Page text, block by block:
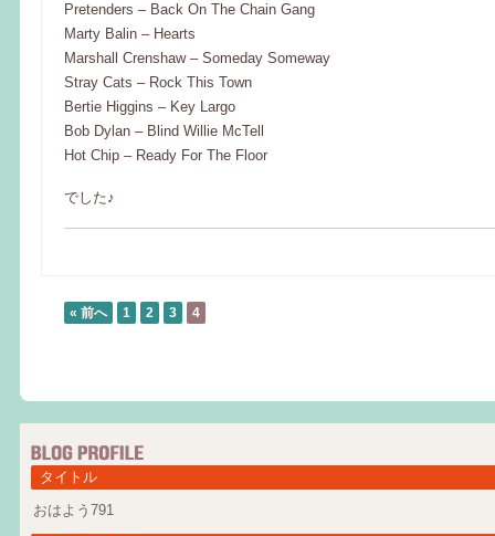
Pretenders – Back On The Chain Gang
Marty Balin – Hearts
Marshall Crenshaw – Someday Someway
Stray Cats – Rock This Town
Bertie Higgins – Key Largo
Bob Dylan – Blind Willie McTell
Hot Chip – Ready For The Floor
でした♪
« 前へ 1 2 3 4
タイトル
おはよう791